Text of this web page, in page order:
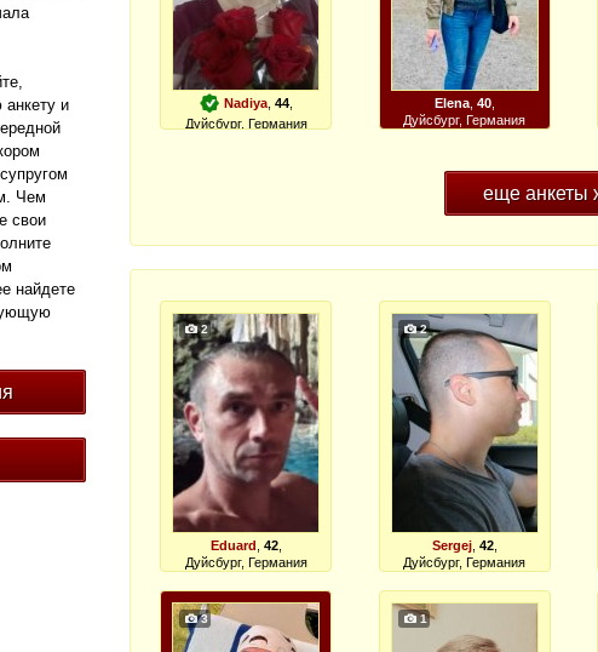
и
Чем
свои
найдете
Nadiya ,44
Дуйсбург, Германия
Elena, 40,
Дуйсбург, Германия
2
Eduard 42,
Дуйсбург, Германия
2
Sergej, 42,
Дуйсбург, Германия
3 1